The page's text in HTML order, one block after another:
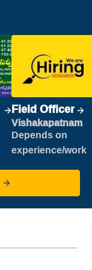
Field Officer
Vishakapatnam
Depends on
experience/work